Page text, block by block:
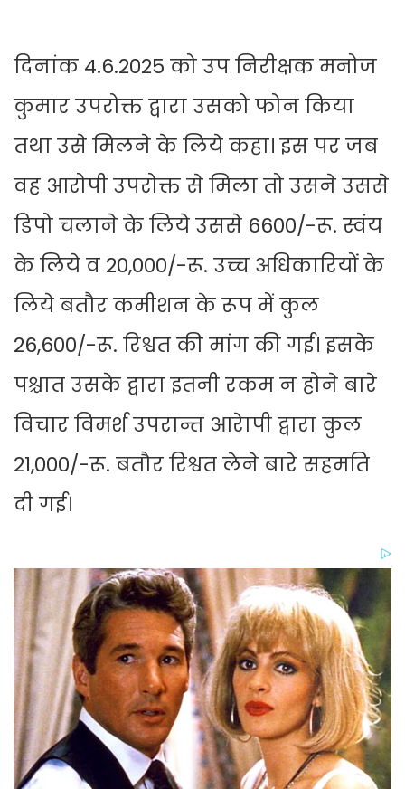
दिनांक 4.6.2025 को उप निरीक्षक मनोज
कुमार उपरोक्त द्वारा उसको फोन किया
तथा उसे मिलने के लिये कहा। इस पर जब
वह आरोपी उपरोक्त से मिला तो उसने उससे
डिपो चलाने के लिये उससे 6600/-रू. स्वंय
के लिये व 20,000/-रू. उच्च अधिकारियों के
लिये बतौर कमीशन के रूप में कुल
26,600/-रू. रिश्वत की मांग की गई। इसके
पश्चात उसके द्वारा इतनी रकम न होने बारे
विचार विमर्श उपरान्त आरेापी द्वारा कुल
21,000/-रू. बतौर रिश्वत लेने बारे सहमति
दी गई।